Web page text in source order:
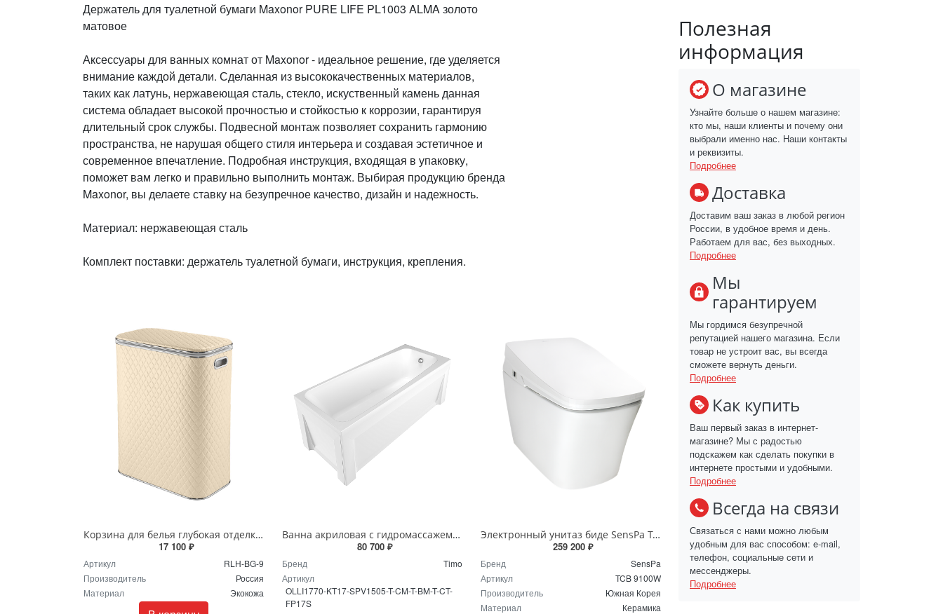
Держатель для туалетной бумаги Maxonor PURE LIFE PL1003 ALMA золото
матовое
Аксессуары для ванных комнат от Maxonor - идеальное решение, где уделяется
внимание каждой детали. Сделанная из высококачественных материалов,
таких как латунь, нержавеющая сталь, стекло, искуственный камень данная
система обладает высокой прочностью и стойкостью к коррозии, гарантируя
длительный срок службы. Подвесной монтаж позволяет сохранить гармонию
пространства, не нарушая общего стиля интерьера и создавая эстетичное и
современное впечатление. Подробная инструкция, входящая в упаковку,
поможет вам легко и правильно выполнить монтаж. Выбирая продукцию бренда
Maxonor, вы делаете ставку на безупречное качество, дизайн и надежность.
Материал: нержавеющая сталь
Комплект поставки: держатель туалетной бумаги, инструкция, крепления.
Корзина для белья глубокая отделка Ромб бежевый кант хром RLH-BG-9
17 100 ₽
Артикул
RLH-BG-9
Производитель
Россия
Материал
Экокожа
Ванна акриловая с гидромассажем 170х70 см Timo OLLI1770-KT17-SPV1505-T-CM-T-BM-T-CT-FP17S белая
80 700 ₽
Бренд
Timo
Артикул
OLLI1770-KT17-SPV1505-T-CM-T-BM-T-CT-
FP17S
Электронный унитаз биде SensPa Tankless TCB 9100W белый
259 200 ₽
Бренд
SensPa
Артикул
TCB 9100W
Производитель
Южная Корея
Материал
Керамика
Полезная
информация
О магазине
Узнайте больше о нашем магазине:
кто мы, наши клиенты и почему они
выбрали именно нас. Наши контакты
и реквизиты.
Подробнее
Доставка
Доставим ваш заказ в любой регион
России, в удобное время и день.
Работаем для вас, без выходных.
Подробнее
Мы
гарантируем
Мы гордимся безупречной
репутацией нашего магазина. Если
товар не устроит вас, вы всегда
сможете вернуть деньги.
Подробнее
Как купить
Ваш первый заказ в интернет-
магазине? Мы с радостью
подскажем как сделать покупки в
интернете простыми и удобными.
Подробнее
Всегда на связи
Связаться с нами можно любым
удобным для вас способом: e-mail,
телефон, социальные сети и
мессенджеры.
Подробнее